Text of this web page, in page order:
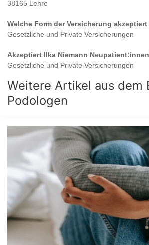
38165 Lehre
Welche Form der Versicherung akzeptiert
Gesetzliche und Private Versicherungen
Akzeptiert Ilka Niemann
Gesetzliche und Private Versicherungen
Weitere Artikel aus dem
Podologen